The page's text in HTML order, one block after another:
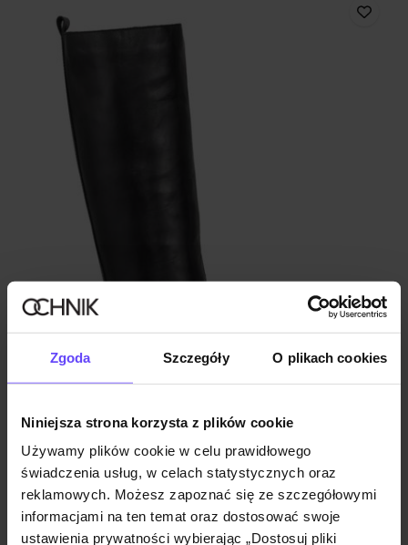
Zgoda Szczegóły O plikach cookies
Niniejsza strona korzysta z plików cookie
Używamy plików cookie w celu prawidłowego
świadczenia usług, w celach statystycznych oraz
reklamowych. Możesz zapoznać się ze szczegółowymi
informacjami na ten temat oraz dostosować swoje
ustawienia prywatności wybierając „Dostosuj pliki
Czarne skórzane kozaki damskie
4.8 (76)
299,90 zł